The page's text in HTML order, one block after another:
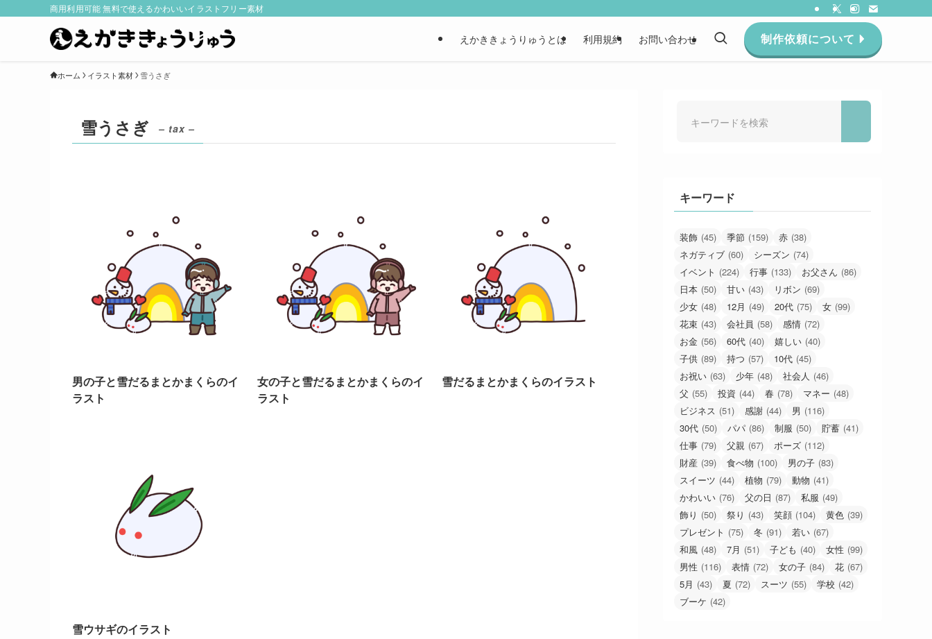
商用利用可能 無料で使えるかわいいイラストフリー素材
えかききょうりゅうとは 利用規約 お問い合わせ 制作依頼について
ホーム イラスト素材 雪うさぎ
雪うさぎ – tax –
男の子と雪だるまとかまくらのイ
ラスト
女の子と雪だるまとかまくらのイ
ラスト
雪だるまとかまくらのイラスト
雪ウサギのイラスト
キーワード
装飾 (45) 季節 (159) 赤 (38)
ネガティブ (60) シーズン (74)
イベント (224) 行事 (133) お父さん (86)
日本 (50) 甘い (43) リボン (69)
少女 (48) 12月 (49) 20代 (75) 女 (99)
花束 (43) 会社員 (58) 感情 (72)
お金 (56) 60代 (40) 嬉しい (40)
子供 (89) 持つ (57) 10代 (45)
お祝い (63) 少年 (48) 社会人 (46)
父 (55) 投資 (44) 春 (78) マネー (48)
ビジネス (51) 感謝 (44) 男 (116)
30代 (50) パパ (86) 制服 (50) 貯蓄 (41)
仕事 (79) 父親 (67) ポーズ (112)
財産 (39) 食べ物 (100) 男の子 (83)
スイーツ (44) 植物 (79) 動物 (41)
かわいい (76) 父の日 (87) 私服 (49)
飾り (50) 祭り (43) 笑顔 (104) 黄色 (39)
プレゼント (75) 冬 (91) 若い (67)
和風 (48) 7月 (51) 子ども (40) 女性 (99)
男性 (116) 表情 (72) 女の子 (84) 花 (67)
5月 (43) 夏 (72) スーツ (55) 学校 (42)
ブーケ (42)